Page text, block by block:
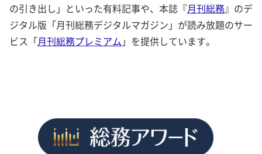
の引き出し」といった有料記事や、本誌『月刊総務』のデ
ジタル版「月刊総務デジタルマガジン」が読み放題のサー
ビス「月刊総務プレミアム 」を提供しています。